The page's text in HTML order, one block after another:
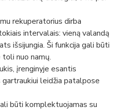
rekuperatorius dirba
intervalais: vieną valandą
išsijungia. Ši funkcija gali būti
toli nuo namų.
įrenginyje esantis
leidžia patalpose
būti komplektuojamas su